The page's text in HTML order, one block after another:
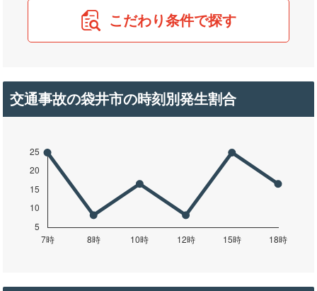
こだわり条件で探す
交通事故の袋井市の時刻別発生割合